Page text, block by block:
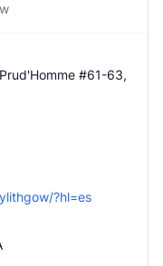
#61-63,
?hl=es